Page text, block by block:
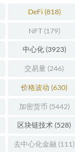
DeFi (818)
NFT(179)
中心化(3923)
交易量 (246)
价格波动 (630)
加密货币 (5442)
区块链技术 (528)
去中心化金融 (111)